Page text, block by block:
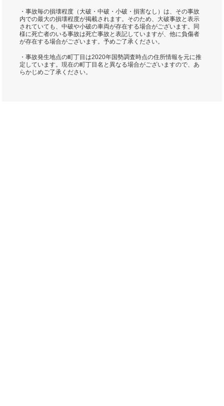
・事故毎の損壊程度（大破・中破・小破・損害なし）は、その事故
内での最大の損壊程度が掲載されます。そのため、大破事故と表示
されていても、中破や小破の車両が存在する場合がございます。同
様に死亡者のいる事故は死亡事故と表記していますが、他に負傷者
が存在する場合がございます。予めご了承ください。
・事故発生地点の町丁目は2020年国勢調査時点の住所情報を元に推
定しています。現在の町丁目名と異なる場合がございますので、あ
らかじめご了承ください。